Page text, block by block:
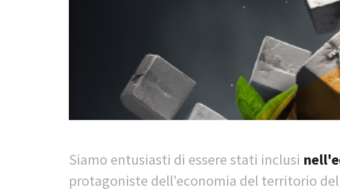
Siamo entusiasti di essere stati inclusi
protagoniste dell'economia del territorio del